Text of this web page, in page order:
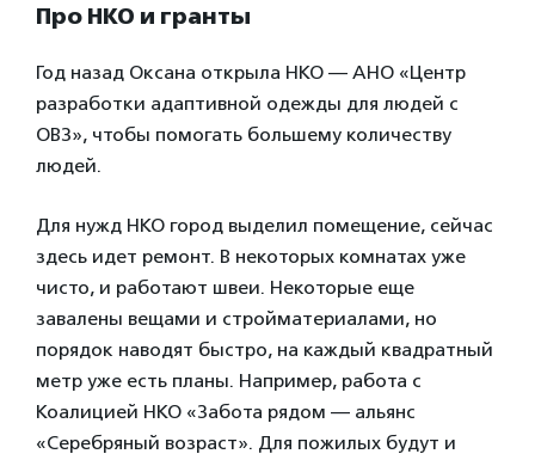
Про НКО и гранты
Год назад Оксана открыла НКО — АНО «Центр
разработки адаптивной одежды для людей с
ОВЗ», чтобы помогать большему количеству
людей.
Для нужд НКО город выделил помещение, сейчас
здесь идет ремонт. В некоторых комнатах уже
чисто, и работают швеи. Некоторые еще
завалены вещами и стройматериалами, но
порядок наводят быстро, на каждый квадратный
метр уже есть планы. Например, работа с
Коалицией НКО «Забота рядом — альянс
«Серебряный возраст». Для пожилых будут и